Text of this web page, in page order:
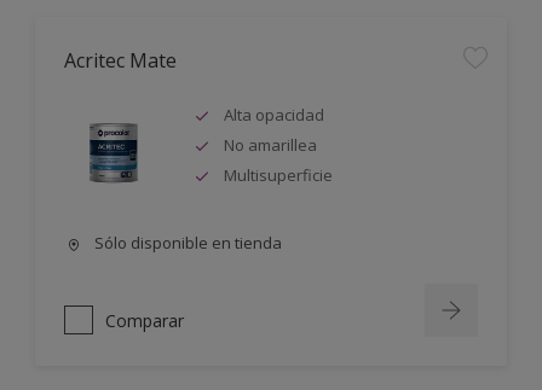
Acritec Mate
Alta opacidad
No amarillea
Multisuperficie
Sólo disponible en tienda
Comparar